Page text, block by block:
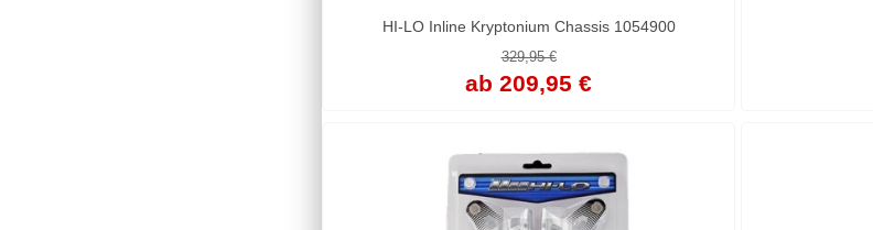
HI-LO Inline Kryptonium Chassis 1054900
329,95 €
ab 209,95 €